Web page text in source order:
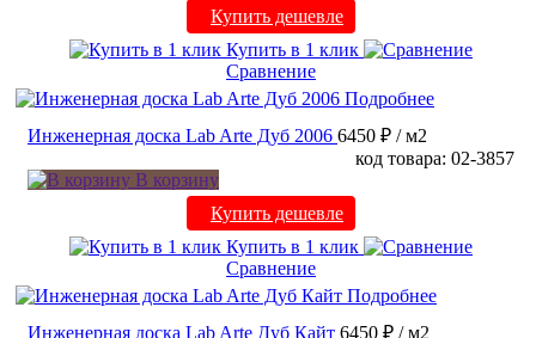
Купить дешевле
Купить в 1 клик
Сравнение
Подробнее
Инженерная доска Lab Arte Дуб 2006 6450 ₽ / м2
код товара: 02-3857
В корзину
Купить дешевле
Купить в 1 клик
Сравнение
Подробнее
Инженерная доска Lab Arte Дуб Кайт 6450 ₽ / м2